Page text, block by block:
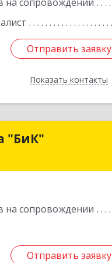
Отправить заявку
Показать контакты
Отправить заявку
Назад
"БиК"
на сопровождении
Отправить заявку
Отправить заявку